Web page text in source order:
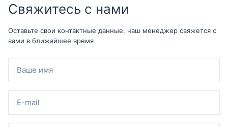
Свяжитесь с нами
Оставьте свои контактные данные, наш менеджер свяжется с
вами в ближайшее время